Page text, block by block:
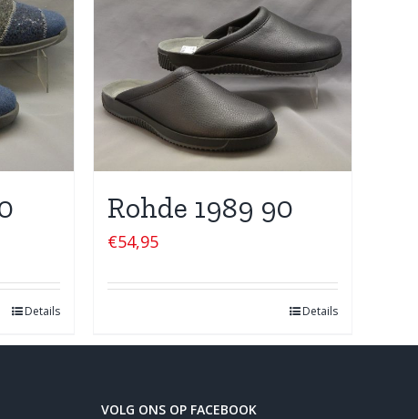
Details
Rohde 1989 90
€54,95
Details
VOLG ONS OP FACEBOOK